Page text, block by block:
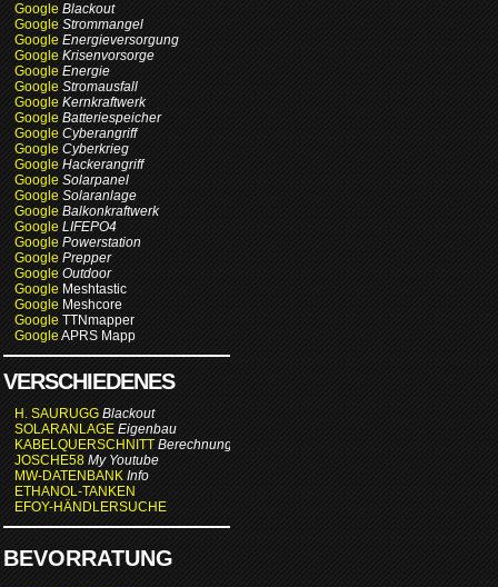
Google Blackout
Google Strommangel
Google Energieversorgung
Google Krisenvorsorge
Google Energie
Google Stromausfall
Google Kernkraftwerk
Google Batteriespeicher
Google Cyberangriff
Google Cyberkrieg
Google Hackerangriff
Google Solarpanel
Google Solaranlage
Google Balkonkraftwerk
Google LIFEPO4
Google Powerstation
Google Prepper
Google Outdoor
Google Meshtastic
Google Meshcore
Google TTNmapper
Google APRS Mapp
VERSCHIEDENES
H. SAURUGG Blackout
SOLARANLAGE Eigenbau
KABELQUERSCHNITT Berechnung
JOSCHE58 My Youtube
MW-DATENBANK Info
ETHANOL-TANKEN
EFOY-HÄNDLERSUCHE
BEVORRATUNG